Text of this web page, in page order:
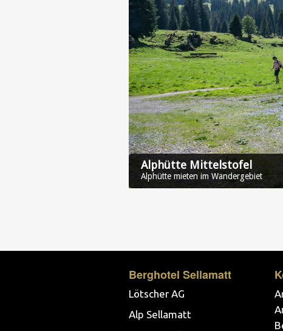
Alphütte Mittelstofel
Alphütte mieten im Wandergebiet
Berghotel Sellamatt
Lötscher AG
Alp Sellamatt